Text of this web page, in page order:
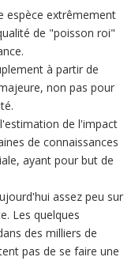
espèce extrêmement
de "poisson roi"
à partir de
non pas pour
de l'impact
de connaissances
ayant pour but de
assez peu sur
Les quelques
des milliers de
pas de se faire une